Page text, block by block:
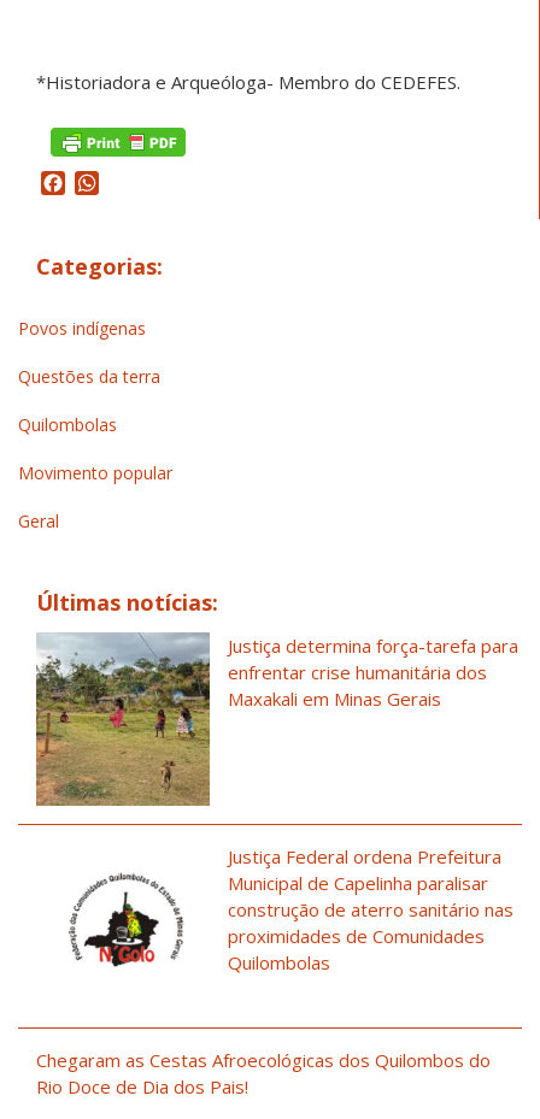
*Historiadora e Arqueóloga- Membro do CEDEFES.
Facebook
Categorias:
Povos indígenas
Questões da terra
Quilombolas
Movimento popular
Geral
Últimas notícias:
Justiça determina força-tarefa para
enfrentar crise humanitária dos
Maxakali em Minas Gerais
Justiça Federal ordena Prefeitura
Municipal de Capelinha paralisar
construção de aterro sanitário nas
proximidades de Comunidades
Quilombolas
Chegaram as Cestas Afroecológicas dos Quilombos do
Rio Doce de Dia dos Pais!